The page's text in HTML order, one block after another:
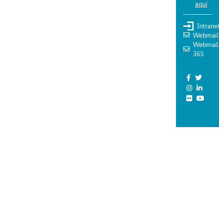
aquí
Webmail
Webmail
365